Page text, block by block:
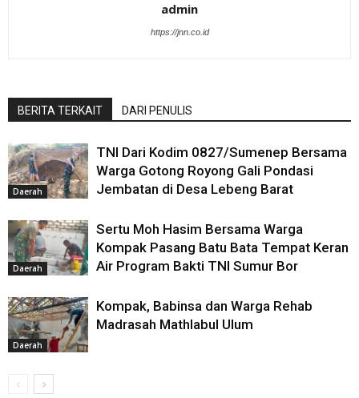
admin
https://jnn.co.id
BERITA TERKAIT DARI PENULIS
Daerah
TNI Dari Kodim 0827/Sumenep Bersama
Warga Gotong Royong Gali Pondasi
Jembatan di Desa Lebeng Barat
Daerah
Sertu Moh Hasim Bersama Warga
Kompak Pasang Batu Bata Tempat Keran
Air Program Bakti TNI Sumur Bor
Daerah
Kompak, Babinsa dan Warga Rehab
Madrasah Mathlabul Ulum